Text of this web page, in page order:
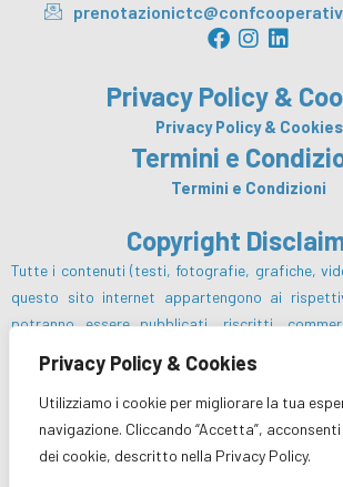
Privacy Policy & Cookies
Utilizziamo i cookie per migliorare la tua
navigazione. Cliccando “Accetta”,
dei cookie, descritto nella Privacy Policy.
F
a
e
b
o
o
k
I
t
a
g
r
a
L
k
e
d
i
n
Privacy Policy &
Privacy Policy & Cookies
Termini e
Termini e Condizioni
Copyright
Tutte i contenuti (testi, fotografie, grafiche,
questo sito internet appartengono ai
potranno essere pubblicati, riscritti,
alcun modo e sotto qualsiasi forma salvo
parte del Centro Turistico Cooperativo sc e/o
dei diritti.